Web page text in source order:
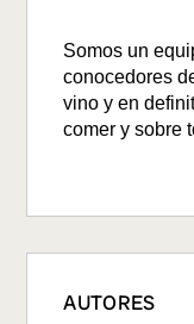
Somos un
conocedores
vino y en
comer y sobre
AUTORES